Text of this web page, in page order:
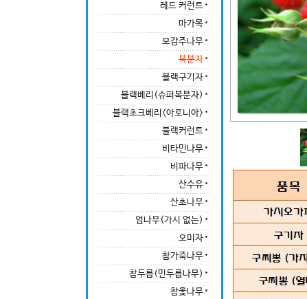
레드 커런트
마가목
모감주나무
복분자
블랙구기자
블랙베리(슈퍼복분자)
블랙초크베리<아로니아>
블랙커런트
비타민나무
비파나무
산수유
산초나무
엄나무(가시 없는)
오미자
참가죽나무
참두릅(민두릅나무)
참옻나무